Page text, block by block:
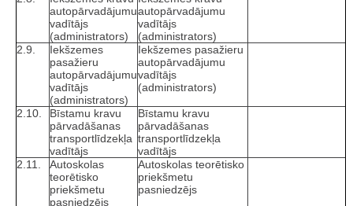
autopārvadājumu
vadītājs
(administrators)
autopārvadājumu
vadītājs
(administrators)
2.9.
Iekšzemes
pasažieru
autopārvadājumu
vadītājs
(administrators)
Iekšzemes pasažieru
autopārvadājumu
vadītājs
(administrators)
2.10.
Bīstamu kravu
pārvadāšanas
transportlīdzekļa
vadītājs
Bīstamu kravu
pārvadāšanas
transportlīdzekļa
vadītājs
2.11.
Autoskolas
teorētisko
priekšmetu
pasniedzējs
Autoskolas teorētisko
priekšmetu
pasniedzējs